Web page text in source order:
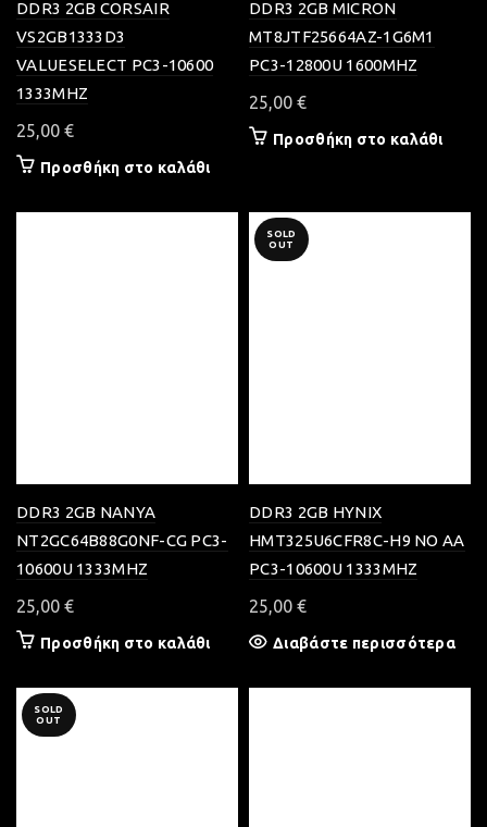
DDR3 2GB CORSAIR
VS2GB1333D3
VALUESELECT PC3-10600
1333MHZ
25,00 €
Προσθήκη στο καλάθι
DDR3 2GB MICRON
MT8JTF25664AZ-1G6M1
PC3-12800U 1600MHZ
25,00 €
Προσθήκη στο καλάθι
DDR3 2GB NANYA
NT2GC64B88G0NF-CG PC3-
10600U 1333MHZ
25,00 €
Προσθήκη στο καλάθι
SOLD
OUT
DDR3 2GB HYNIX
HMT325U6CFR8C-H9 NO AA
PC3-10600U 1333MHZ
25,00 €
Διαβάστε περισσότερα
SOLD
OUT